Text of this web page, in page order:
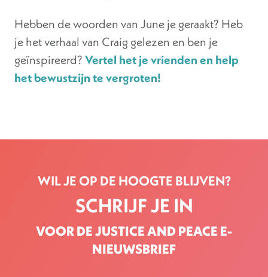
Hebben de woorden van June je geraakt? Heb
je het verhaal van Craig gelezen en ben je
geïnspireerd?Vertel het je vrienden en help
het bewustzijn te vergroten!
WIL JE OP DE HOOGTE BLIJVEN?
SCHRIJF JE IN
VOOR DE JUSTICE AND PEACE E-
NIEUWSBRIEF